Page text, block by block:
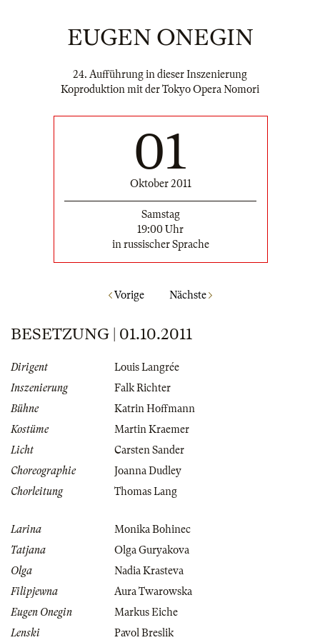
EUGEN ONEGIN
24. Aufführung in dieser Inszenierung
Koproduktion mit der Tokyo Opera Nomori
01
Oktober 2011
Samstag
19:00 Uhr
in russischer Sprache
Vorige Nächste
BESETZUNG | 01.10.2011
Dirigent
Louis Langrée
Inszenierung
Falk Richter
Bühne
Katrin Hoffmann
Kostüme
Martin Kraemer
Licht
Carsten Sander
Choreographie
Joanna Dudley
Chorleitung
Thomas Lang
Larina
Monika Bohinec
Tatjana
Olga Guryakova
Olga
Nadia Krasteva
Filipjewna
Aura Twarowska
Eugen Onegin
Markus Eiche
Lenski
Pavol Breslik